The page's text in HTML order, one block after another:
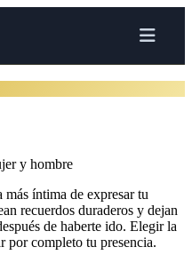
y hombre
más íntima de expresar tu
recuerdos duraderos y dejan
de haberte ido. Elegir la
por completo tu presencia.